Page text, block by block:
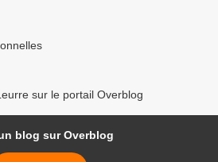
sur le portail Overblog
blog sur Overblog